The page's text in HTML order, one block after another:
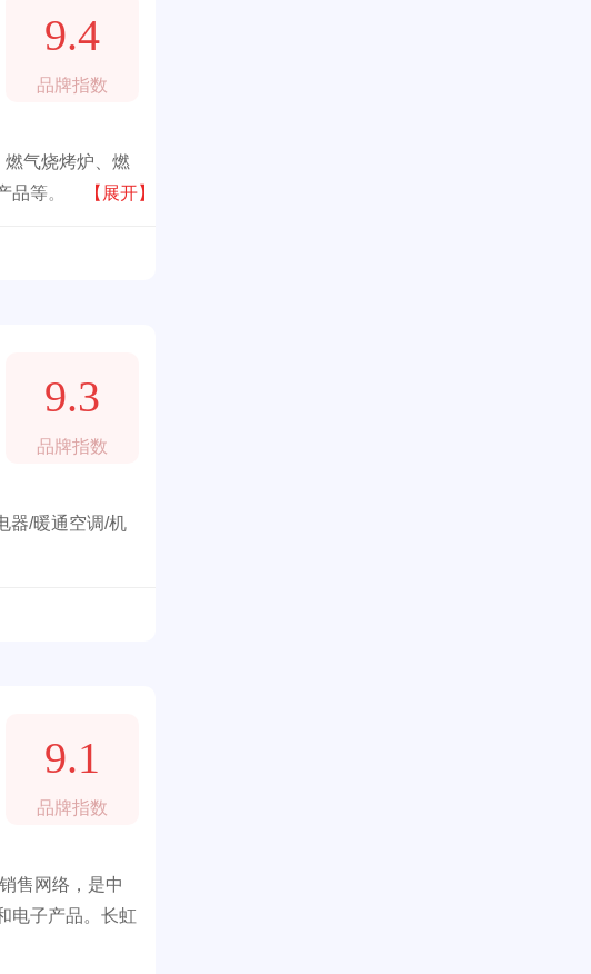
9.4
品牌指数
燃气烧烤炉、燃
等。
【展开】
9.3
品牌指数
器/暖通空调/机
9.1
品牌指数
售网络，是中
电子产品。长虹